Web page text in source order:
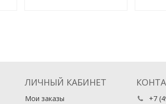
ЛИЧНЫЙ КАБИНЕТ
Мои заказы
+7